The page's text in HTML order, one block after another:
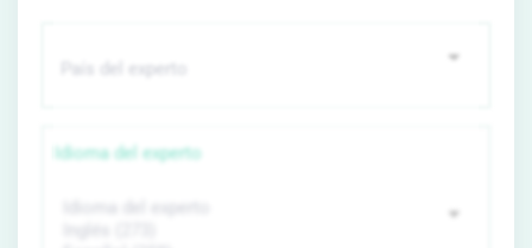
Idioma del experto